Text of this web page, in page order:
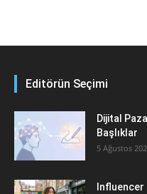
Editörün Seçimi
Dijital
Başlıklar
5 Ağustos
Influencer